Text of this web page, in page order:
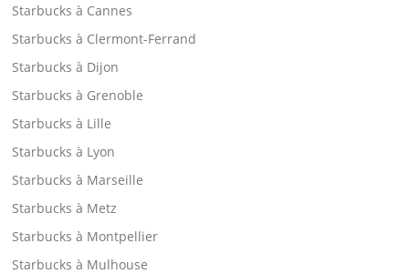
Starbucks à Cannes
Starbucks à Clermont-Ferrand
Starbucks à Dijon
Starbucks à Grenoble
Starbucks à Lille
Starbucks à Lyon
Starbucks à Marseille
Starbucks à Metz
Starbucks à Montpellier
Starbucks à Mulhouse